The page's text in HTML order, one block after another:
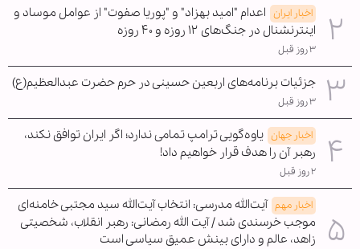
اخبار ایران اعدام "امید بهزاد" و "پوریا صفوت" از عوامل موساد و
اینترنشنال در جنگ‌های ۱۲ روزه و ۴۰ روزه
۳ روز قبل
جزئیات برنامه‌های اربعین حسینی در حرم حضرت عبدالعظیم(ع)
۳ روز قبل
اخبار جهان یاوه‌گویی ترامپ تمامی ندارد؛ اگر ایران توافق نکند،
رهبر آن را هدف قرار خواهیم داد!
۲ روز قبل
اخبار مهم آیت‌الله مدرسی: انتخاب آیت‌الله سید مجتبی خامنه‌ای
موجب خرسندی شد / آیت الله رمضانی: رهبر انقلاب، شخصیتی
زاهد، عالم و دارای بینش عمیق سیاسی است